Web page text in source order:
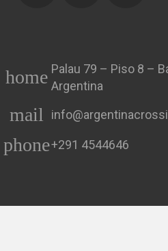
home Palau 79 – Piso 8 –
Argentina
mail
phone+291 4544646